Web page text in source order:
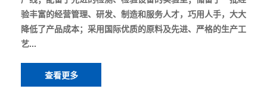
验丰富的经营管理、研发、制造和服务人才，巧用人手，大大
降低了产品成本；采用国际优质的原料及先进、严格的生产工
艺...
查看更多